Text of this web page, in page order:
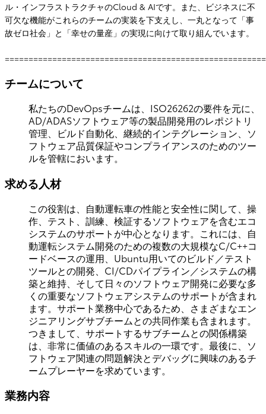
ル・インフラストラクチャのCloud & AIです。また、ビジネスに不
可欠な機能がこれらのチームの実装を下支えし、一丸となって「事
故ゼロ社会」と「幸せの量産」の実現に向けて取り組んでいます。
チームについて
私たちのDevOpsチームは、ISO26262の要件を元に、
AD/ADASソフトウェア等の製品開発用のレポジトリ
管理、ビルド自動化、継続的インテグレーション、ソ
フトウェア品質保証やコンプライアンスのためのツー
ルを管轄においます。
求める人材
この役割は、自動運転車の性能と安全性に関して、操
作、テスト、訓練、検証するソフトウェアを含むエコ
システムのサポートが中心となります。これには、自
動運転システム開発のための複数の大規模なC/C++コ
ードベースの運用、Ubuntu用いてのビルド／テスト
ツールとの開発、CI/CDパイプライン／システムの構
築と維持、そして日々のソフトウェア開発に必要な多
くの重要なソフトウェアシステムのサポートが含まれ
ます。サポート業務中心であるため、さまざまなエン
ジニアリングサブチームとの共同作業も含まれます。
つきまして、サポートするサブチームとの関係構築
は、非常に価値のあるスキルの一環です。最後に、ソ
フトウェア関連の問題解決とデバッグに興味のあるチ
ームプレーヤーを求めています。
業務内容